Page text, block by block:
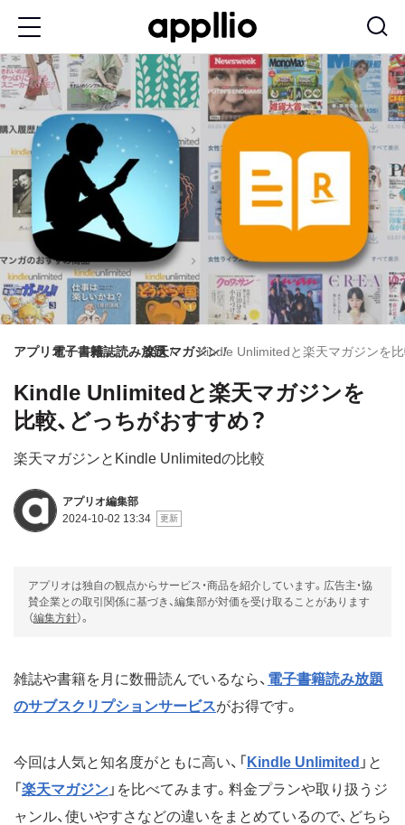
ン
コ
ン
テ
ン
ツ
移
動
アプリオ電子書籍雑誌読み放題楽天マガジンKindle Unlimitedと楽天マガジンを
Kindle Unlimitedと楽天マガジンを
比較、どっちがおすすめ？
楽天マガジンとKindle Unlimitedの比較
アプリオ編集部
2024-10-02 13:34
アプリオは独自の観点からサービス・商品を紹介しています。広告主・協
賛企業との取引関係に基づき、編集部が対価を受け取ることがあります
（編集方針）。
雑誌や書籍を月に数冊読んでいるなら、 電子書籍読み放題
のサブスクリプションサービスがお得です。
今回は人気と知名度がともに高い、「 Kindle Unlimited 」と
「 楽天マガジン 」を比べてみます。料金プランや取り扱うジ
ャンル、使いやすさなどの違いをまとめているので、どちら